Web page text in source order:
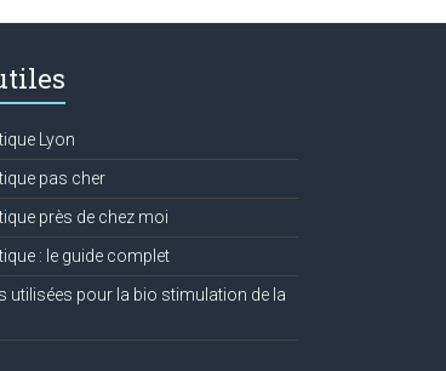
Lyon
pas cher
près de chez moi
: le guide complet
utilisées pour la bio stimulation de la